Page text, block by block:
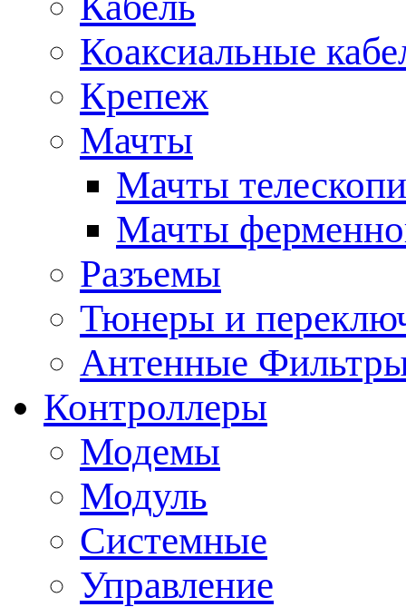
Коаксиальные
Крепеж
Мачты
Мачты
Мачты
Разъемы
Тюнеры и
Антенные
Контроллеры
Модемы
Модуль
Системные
Управление